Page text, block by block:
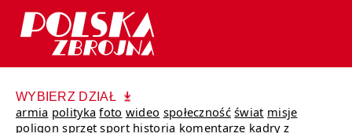
WYBIERZ DZIAŁ
armia polityka foto wideo społeczność świat misje
poligon sprzęt sport historia komentarze kadry z